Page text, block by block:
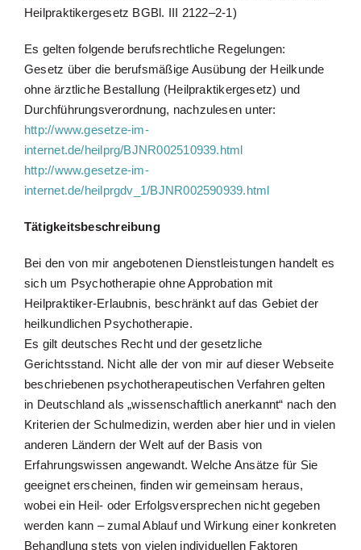
Heilpraktikergesetz BGBl. III 2122–2‑1)
Es gelten folgende berufsrechtliche Regelungen:
Gesetz über die berufsmäßige Ausübung der Heilkunde
ohne ärztliche Bestallung (Heilpraktikergesetz) und
Durchführungsverordnung, nachzulesen unter:
http://www.gesetze-im-
internet.de/heilprg/BJNR002510939.html
http://www.gesetze-im-
internet.de/heilprgdv_1/BJNR002590939.html
Tätigkeitsbeschreibung
Bei den von mir angebotenen Dienstleistungen handelt es
sich um Psychotherapie ohne Approbation mit
Heilpraktiker-Erlaubnis, beschränkt auf das Gebiet der
heilkundlichen Psychotherapie.
Es gilt deutsches Recht und der gesetzliche
Gerichtsstand. Nicht alle der von mir auf dieser Webseite
beschriebenen psychotherapeutischen Verfahren gelten
in Deutschland als „wissenschaftlich anerkannt“ nach den
Kriterien der Schulmedizin, werden aber hier und in vielen
anderen Ländern der Welt auf der Basis von
Erfahrungswissen angewandt. Welche Ansätze für Sie
geeignet erscheinen, finden wir gemeinsam heraus,
wobei ein Heil- oder Erfolgsversprechen nicht gegeben
werden kann – zumal Ablauf und Wirkung einer konkreten
Behandlung stets von vielen individuellen Faktoren